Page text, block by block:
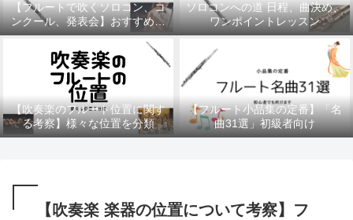
【フルートで吹くソロコン、コ
ンクール、発表会】おすすめの
10曲
ソロコンへの道 日程、曲決め、
ワンポイントレッスン
【吹奏楽のフルート位置に関す
る考察】様々な位置を分類
【フルート小品集の定番】「名
曲31選」初級者向け
【吹奏楽 楽器の位置について考察】フ